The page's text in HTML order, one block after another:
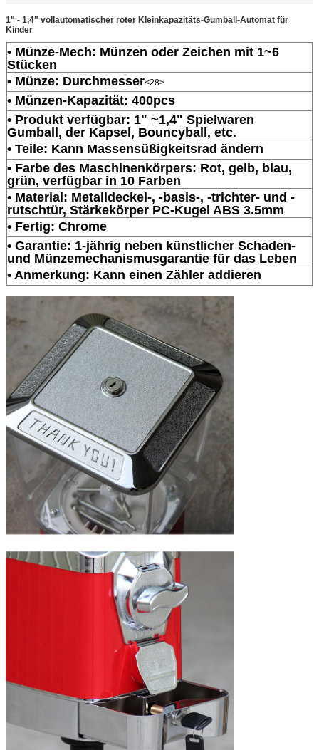
1" - 1,4" vollautomatischer roter Kleinkapazitäts-Gumball-Automat für
Kinder
• Münze-Mech: Münzen oder Zeichen mit 1~6
Stücken
• Münze: Durchmesser<28>
• Münzen-Kapazität: 400pcs
• Produkt verfügbar: 1" ~1,4" Spielwaren
Gumball, der Kapsel, Bouncyball, etc.
• Teile: Kann Massensüßigkeitsrad ändern
• Farbe des Maschinenkörpers: Rot, gelb, blau,
grün, verfügbar in 10 Farben
• Material: Metalldeckel-, -basis-, -trichter- und -
rutschtür, Stärkekörper PC-Kugel ABS 3.5mm
• Fertig: Chrome
• Garantie: 1-jährig neben künstlicher Schaden-
und Münzemechanismusgarantie für das Leben
• Anmerkung: Kann einen Zähler addieren